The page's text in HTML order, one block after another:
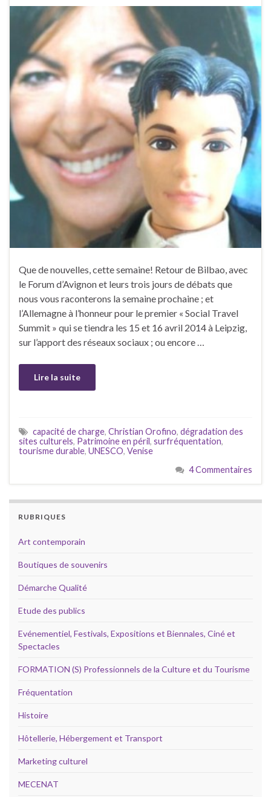
Que de nouvelles, cette semaine! Retour de Bilbao, avec
le Forum d’Avignon et leurs trois jours de débats que
nous vous raconterons la semaine prochaine ; et
l’Allemagne à l’honneur pour le premier « Social Travel
Summit » qui se tiendra les 15 et 16 avril 2014 à Leipzig,
sur l’apport des réseaux sociaux ; ou encore …
Lire la suite
capacité de charge, Christian Orofino, dégradation des
sites culturels, Patrimoine en péril, surfréquentation,
tourisme durable, UNESCO, Venise
4 Commentaires
RUBRIQUES
Art contemporain
Boutiques de souvenirs
Démarche Qualité
Etude des publics
Evénementiel, Festivals, Expositions et Biennales, Ciné et
Spectacles
FORMATION (S) Professionnels de la Culture et du Tourisme
Fréquentation
Histoire
Hôtellerie, Hébergement et Transport
Marketing culturel
MECENAT